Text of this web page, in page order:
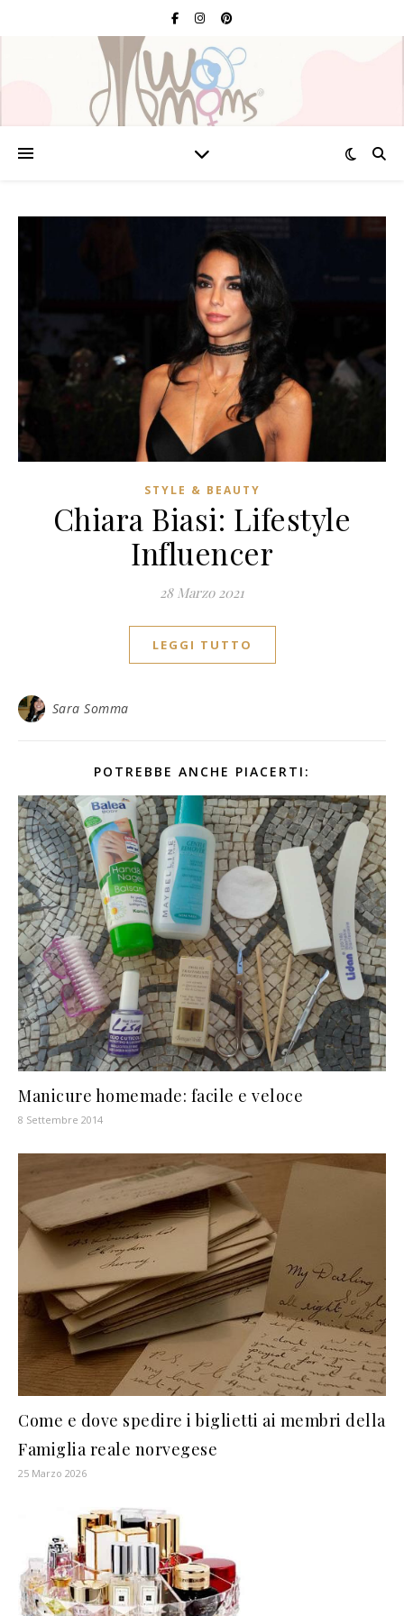
STYLE & BEAUTY
Chiara Biasi: Lifestyle
Influencer
28 Marzo 2021
LEGGI TUTTO
Sara Somma
POTREBBE ANCHE PIACERTI:
Manicure homemade: facile e veloce
8 Settembre 2014
Come e dove spedire i biglietti ai membri della
Famiglia reale norvegese
25 Marzo 2026